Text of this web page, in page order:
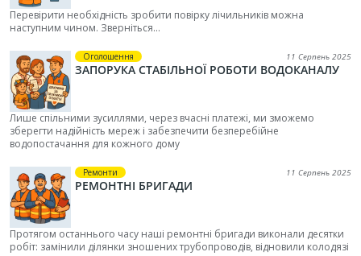
Перевірити необхідність зробити повірку лічильників можна
наступним чином. Зверніться...
Оголошення 11 Серпень 2025
ЗАПОРУКА СТАБІЛЬНОЇ РОБОТИ ВОДОКАНАЛУ
Лише спільними зусиллями, через вчасні платежі, ми зможемо
зберегти надійність мереж і забезпечити безперебійне
водопостачання для кожного дому
Ремонти 11 Серпень 2025
РЕМОНТНІ БРИГАДИ
Протягом останнього часу наші ремонтні бригади виконали десятки
робіт: замінили ділянки зношених трубопроводів, відновили колодязі